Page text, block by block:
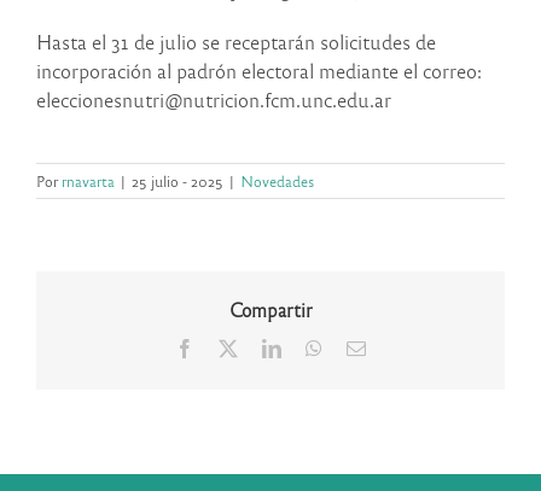
Hasta el 31 de julio se receptarán solicitudes de
incorporación al padrón electoral mediante el correo:
eleccionesnutri@nutricion.fcm.unc.edu.ar
Porrnavarta | 25 julio - 2025 | Novedades
Compartir
Facebook LinkedInWhatsApp
Correo